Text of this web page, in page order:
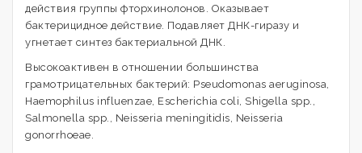
действия группы фторхинолонов. Оказывает
бактерицидное действие. Подавляет ДНК-гиразу и
угнетает синтез бактериальной ДНК.
Высокоактивен в отношении большинства
грамотрицательных бактерий: Pseudomonas aeruginosa,
Haemophilus influenzae, Escherichia coli, Shigella spp.,
Salmonella spp., Neisseria meningitidis, Neisseria
gonorrhoeae.